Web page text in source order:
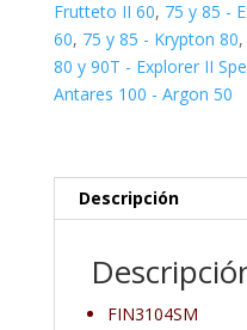
Frutteto II 60, 75 y 85 -
60, 75 y 85 - Krypton 80,
80 y 90T - Explorer II
Antares 100 - Argon 50
Descripción
FIN3104SM